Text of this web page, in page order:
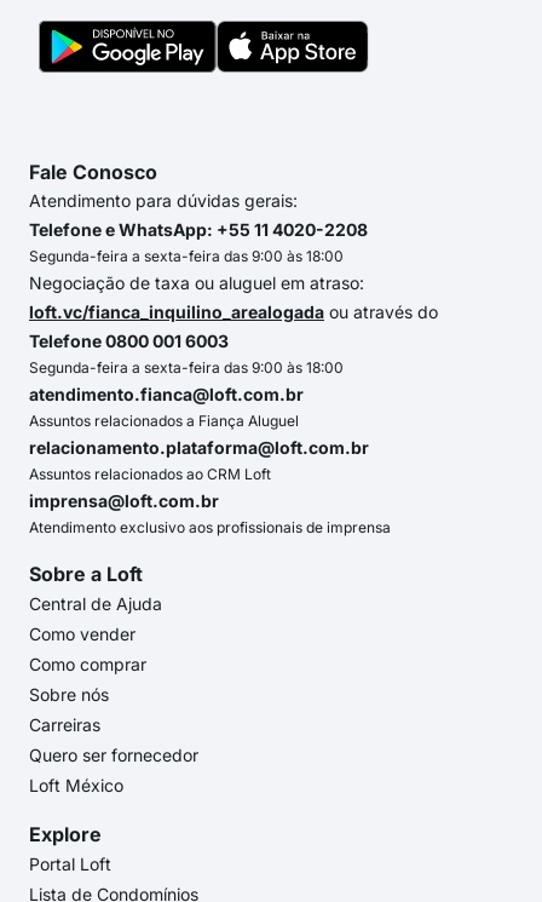
Fale Conosco
Atendimento para dúvidas gerais:
Telefone e WhatsApp: +55 11 4020-2208
Segunda-feira a sexta-feira das 9:00 às 18:00
Negociação de taxa ou aluguel em atraso:
loft.vc/fianca_inquilino_arealogada ou através do
Telefone 0800 001 6003
Segunda-feira a sexta-feira das 9:00 às 18:00
atendimento.fianca@loft.com.br
Assuntos relacionados a Fiança Aluguel
relacionamento.plataforma@loft.com.br
Assuntos relacionados ao CRM Loft
imprensa@loft.com.br
Atendimento exclusivo aos profissionais de imprensa
Sobre a Loft
Central de Ajuda
Como vender
Como comprar
Sobre nós
Carreiras
Quero ser fornecedor
Loft México
Explore
Portal Loft
Lista de Condomínios